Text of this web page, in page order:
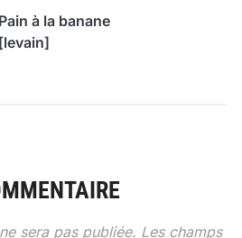
Pain à la banane
[levain]
sera pas publiée. Les champs